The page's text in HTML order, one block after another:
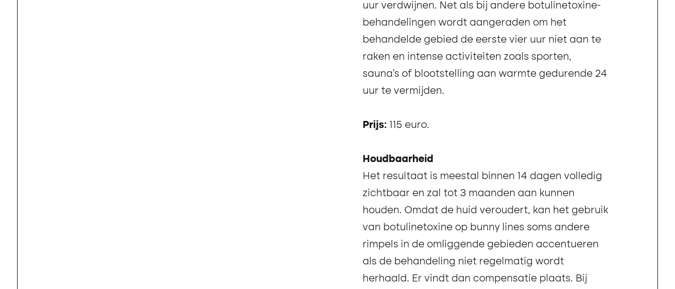
uur verdwijnen. Net als bij andere botulinetoxine-
behandelingen wordt aangeraden om het
behandelde gebied de eerste vier uur niet aan te
raken en intense activiteiten zoals sporten,
sauna's of blootstelling aan warmte gedurende 24
uur te vermijden.
Prijs: 115 euro.
Houdbaarheid
Het resultaat is meestal binnen 14 dagen volledig
zichtbaar en zal tot 3 maanden aan kunnen
houden. Omdat de huid veroudert, kan het gebruik
van botulinetoxine op bunny lines soms andere
rimpels in de omliggende gebieden accentueren
als de behandeling niet regelmatig wordt
herhaald. Er vindt dan compensatie plaats. Bij